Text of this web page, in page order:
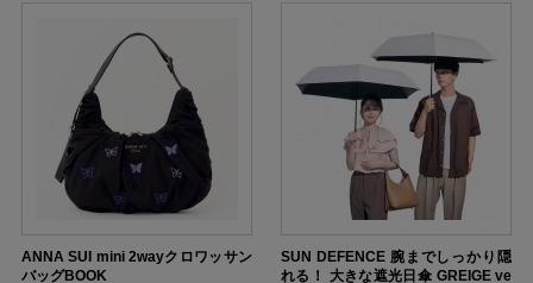
ANNA SUI mini 2wayクロワッサン
バッグBOOK
SUN DEFENCE 腕までしっかり隠
れる！ 大きな遮光日傘 GREIGE ve